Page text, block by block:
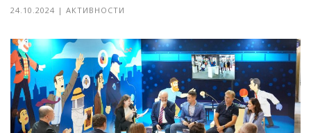
24.10.2024 | АКТИВНОСТИ